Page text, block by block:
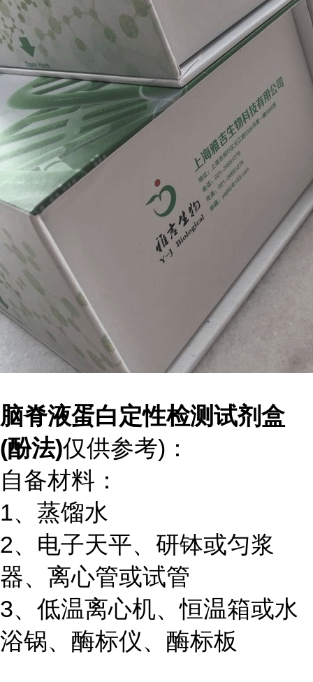
脑脊液蛋白定性检测试剂盒
(酚法)仅供参考)：
自备材料：
1、蒸馏水
2、电子天平、研钵或匀浆
器、离心管或试管
3、低温离心机、恒温箱或水
浴锅、酶标仪、酶标板